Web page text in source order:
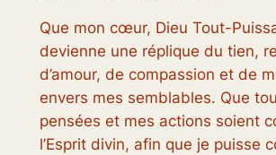
Que mon cœur, Dieu Tout-
devienne une réplique du tien,
d’amour, de compassion et de
envers mes semblables. Que
pensées et mes actions soient
l’Esprit divin, afin que je puisse